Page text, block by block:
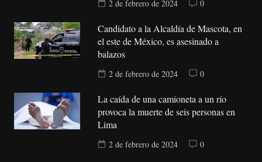
2 de febrero de 2024 0
Candidato a la Alcaldía de Mascota, en
el este de México, es asesinado a
balazos
2 de febrero de 2024 0
La caída de una camioneta a un río
provoca la muerte de seis personas en
Lima
2 de febrero de 2024 0